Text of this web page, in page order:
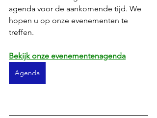
agenda voor de aankomende tijd. We
hopen u op onze evenementen te
treffen.
Bekijk onze evenementenagenda
Agenda